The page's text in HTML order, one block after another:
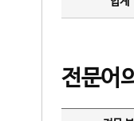
전문어